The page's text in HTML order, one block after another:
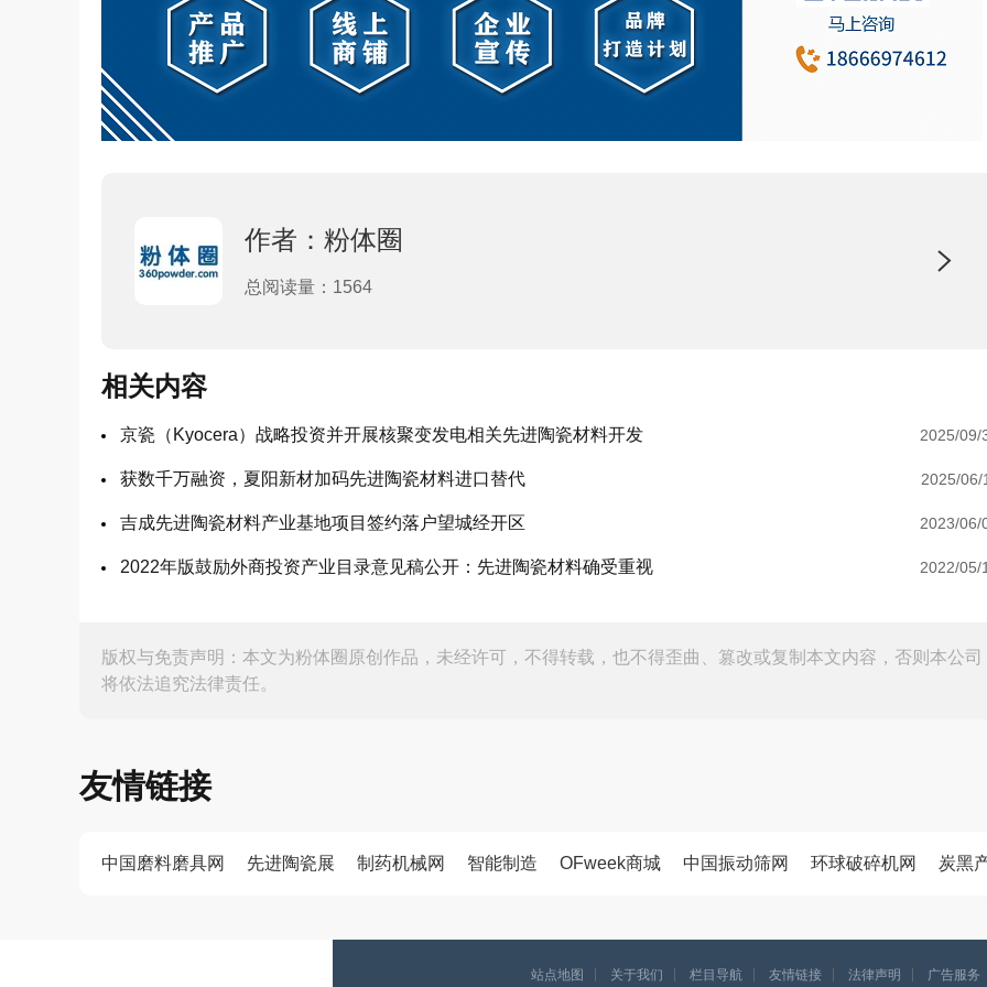
作者：粉体圈
总阅读量：1564
相关内容
京瓷（Kyocera）战略投资并开展核聚变发电相关先进陶瓷材料开发 2025/09/
获数千万融资，夏阳新材加码先进陶瓷材料进口替代 2025/06/
吉成先进陶瓷材料产业基地项目签约落户望城经开区 2023/06/
2022年版鼓励外商投资产业目录意见稿公开：先进陶瓷材料确受重视 2022/05/
版权与免责声明：本文为粉体圈原创作品，未经许可，不得转载，也不得歪曲、篡改或复制本文内容，否则本公司
将依法追究法律责任。
友情链接
中国磨料磨具网 先进陶瓷展 制药机械网 智能制造 OFweek商城 中国振动筛网 环球破碎机网 炭黑
站点地图 关于我们 栏目导航 友情链接 法律声明 广告服务